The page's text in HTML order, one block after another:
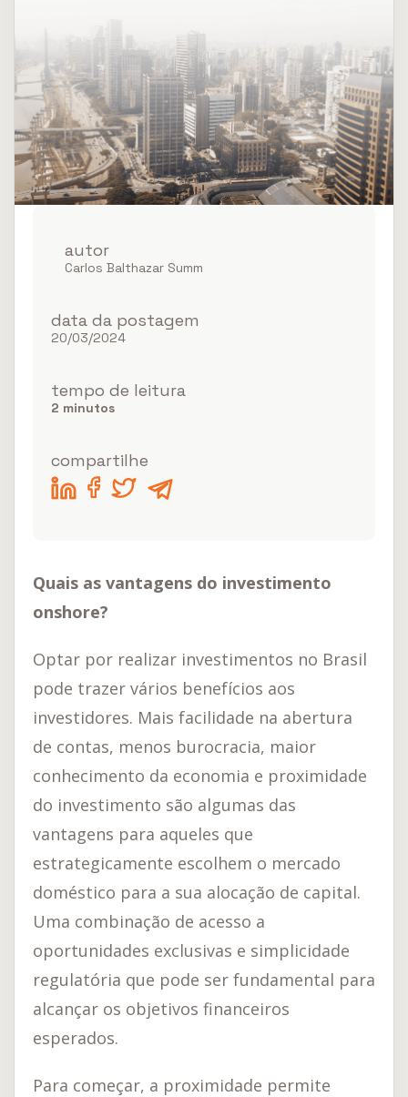
Conheça as
investimentos
onshore
Gestão de Investimentos
Investimentos Imobiliários
Sem categoria
autor
Carlos Balthazar Summ
data da postagem
20/03/2024
tempo de leitura
2 minutos
compartilhe
Quais as vantagens do investimento
onshore?
Optar por realizar investimentos no Brasil
pode trazer vários benefícios aos
investidores. Mais facilidade na abertura
de contas, menos burocracia, maior
conhecimento da economia e proximidade
do investimento são algumas das
vantagens para aqueles que
estrategicamente escolhem o mercado
doméstico para a sua alocação de capital.
Uma combinação de acesso a
oportunidades exclusivas e simplicidade
regulatória que pode ser fundamental para
alcançar os objetivos financeiros
esperados.
Para começar, a proximidade permite